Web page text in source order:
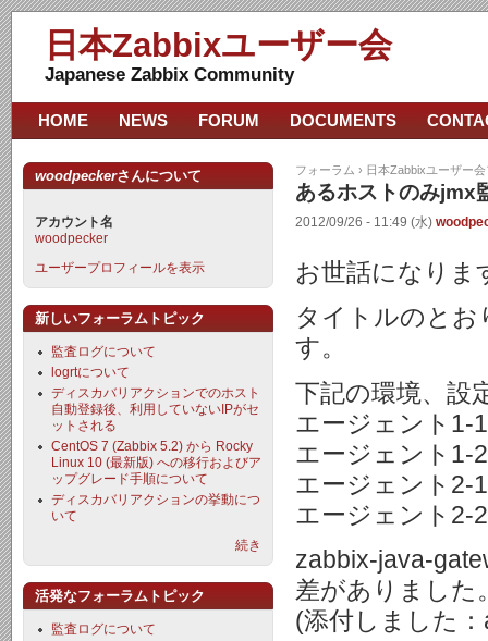
日本Zabbixユーザー会
Japanese Zabbix Community
フォーラム › 日本Zabbixユーザー
あるホストのみjmx
2012/09/26 - 11:49 (水)
お世話になりま
タイトルのと
す。
下記の環境、設
エージェント1-
エージェント1-
エージェント2-
エージェント2-
zabbix-java-
差がありました
(添付しました
HOME NEWS FORUM DOCUMENTS
woodpeckerさんについて
アカウント名
woodpecker
ユーザープロフィールを表示
新しいフォーラムトピック
監査ログについて
logrtについて
ディスカバリアクションでのホスト
自動登録後、利用していないIPがセ
ットされる
CentOS 7 (Zabbix 5.2) から Rocky
Linux 10 (最新版) への移行およびア
ップグレード手順について
ディスカバリアクションの挙動につ
いて
続き
活発なフォーラムトピック
監査ログについて